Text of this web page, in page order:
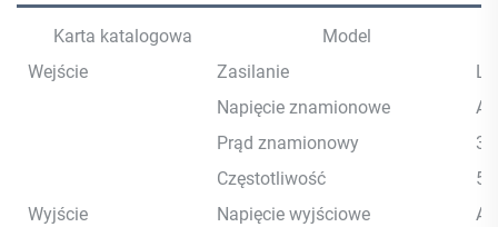
Karta katalogowa
Model
Wejście
Zasilanie
Napięcie znamionowe
Prąd znamionowy
Częstotliwość
Wyjście
Napięcie wyjściowe